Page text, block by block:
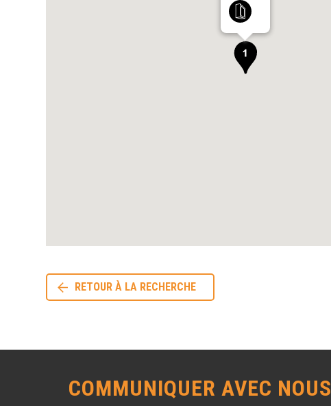
RETOUR À LA RECHERCHE
COMMUNIQUER AVEC NOUS